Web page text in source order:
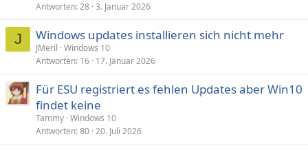
Antworten 28 3. Januar 2026
J Windows updates installieren sich nicht mehr
JMeril Windows 10
Antworten 16 17. Januar 2026
Für ESU registriert es fehlen Updates aber Win10
findet keine
Tammy Windows 10
Antworten 80 20. Juli 2026